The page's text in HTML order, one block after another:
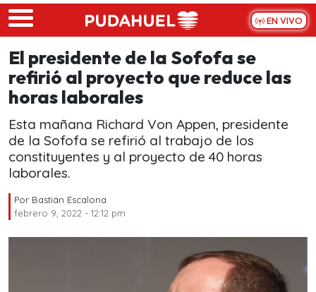
Skip to main content
EN VIVO
El presidente de la Sofofa se
refirió al proyecto que reduce las
horas laborales
Esta mañana Richard Von Appen, presidente
de la Sofofa se refirió al trabajo de los
constituyentes y al proyecto de 40 horas
laborales.
Por Bastián Escalona
febrero 9, 2022 - 12:12 pm